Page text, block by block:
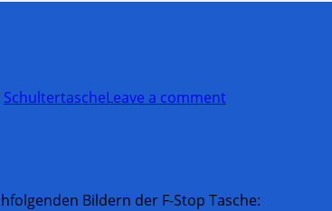
SchultertascheLeave a comment
Bildern der F-Stop Tasche: